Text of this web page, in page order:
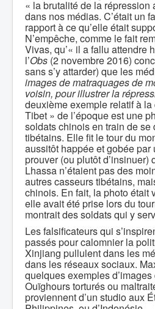
« la brutalité de la répression
dans nos médias. C’était un
rapport à ce qu’elle était
N’empêche, comme le fait
Vivas, qu’« il a fallu attendre
l’Obs (2 novembre 2016)
sans s’y attarder) que les
images de matraquages de
voisin, pour illustrer la
deuxième exemple relatif à
Tibet » de l’époque est une
soldats chinois en train de
tibétains. Elle fit le tour du
aussitôt happée et gobée
prouver (ou plutôt d’insinuer)
Lhassa n’étaient pas des
autres casseurs tibétains,
chinois. En fait, la photo était
elle avait été prise lors du
montrait des soldats qui y
Les falsificateurs qui
passés pour calomnier la
Xinjiang pullulent dans les
dans les réseaux sociaux.
quelques exemples
Ouïghours torturés ou
proviennent d’un studio aux